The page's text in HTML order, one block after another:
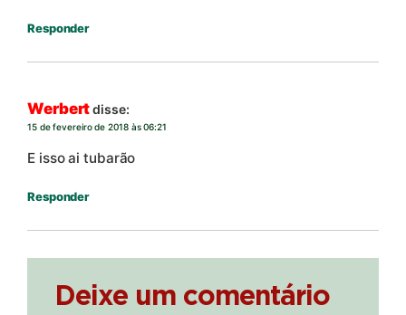
Responder
Werbertdisse:
15 de fevereiro de 2018 às 06:21
E isso ai tubarão
Responder
Deixe um comentário